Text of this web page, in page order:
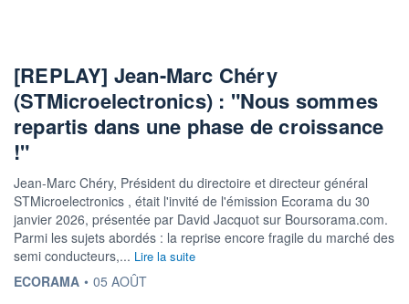
[REPLAY] Jean-Marc Chéry
(STMicroelectronics) : "Nous sommes
repartis dans une phase de croissance
!"
Jean-Marc Chéry, Président du directoire et directeur général
STMicroelectronics , était l'invité de l'émission Ecorama du 30
janvier 2026, présentée par David Jacquot sur Boursorama.com.
Parmi les sujets abordés : la reprise encore fragile du marché des
semi conducteurs,... Lire la suite
INFORMATION FOURNIE PAR
ECORAMA • 05 AOÛT